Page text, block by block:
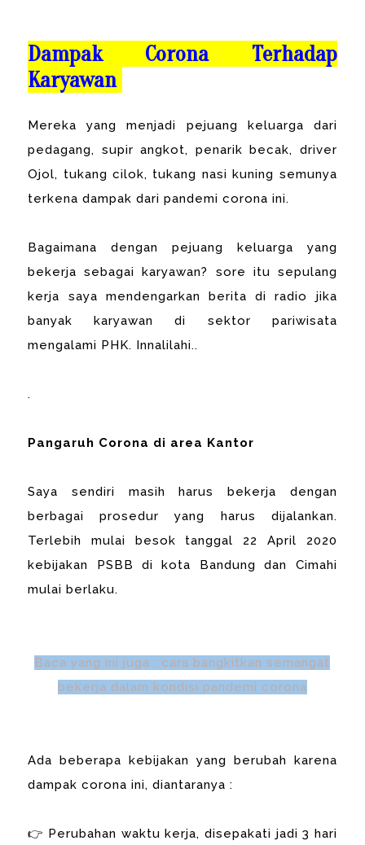
Dampak Corona Terhadap
Karyawan
Mereka yang menjadi pejuang keluarga dari
pedagang, supir angkot, penarik becak, driver
Ojol, tukang cilok, tukang nasi kuning semunya
terkena dampak dari pandemi corona ini.
Bagaimana dengan pejuang keluarga yang
bekerja sebagai karyawan? sore itu sepulang
kerja saya mendengarkan berita di radio jika
banyak karyawan di sektor pariwisata
mengalami PHK. Innalilahi..
.
Pangaruh Corona di area Kantor
Saya sendiri masih harus bekerja dengan
berbagai prosedur yang harus dijalankan.
Terlebih mulai besok tanggal 22 April 2020
kebijakan PSBB di kota Bandung dan Cimahi
mulai berlaku.
Baca yang ini juga : cara bangkitkan semangat
bekerja dalam kondisi pandemi corona
Ada beberapa kebijakan yang berubah karena
dampak corona ini, diantaranya :
👉 Perubahan waktu kerja, disepakati jadi 3 hari